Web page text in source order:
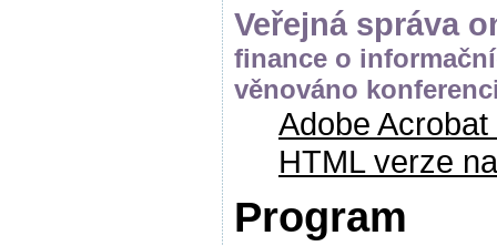
Veřejná správa
finance o
věnováno
Adobe
HTML verze
Program